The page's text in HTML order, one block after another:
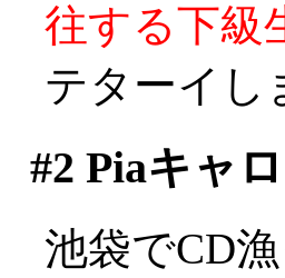
往する下級
テターイし
#2 Piaキャ
池袋でCD